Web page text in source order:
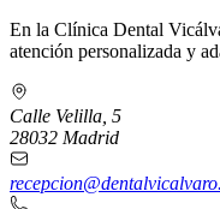
En la Clínica Dental
atención personalizada y
Calle Velilla, 5
28032 Madrid